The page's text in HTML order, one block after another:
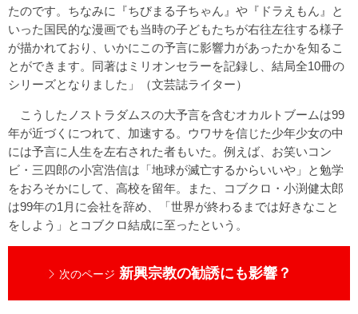
たのです。ちなみに『ちびまる子ちゃん』や『ドラえもん』と
いった国民的な漫画でも当時の子どもたちが右往左往する様子
が描かれており、いかにこの予言に影響力があったかを知るこ
とができます。同著はミリオンセラーを記録し、結局全10冊の
シリーズとなりました」（文芸誌ライター）
こうしたノストラダムスの大予言を含むオカルトブームは99
年が近づくにつれて、加速する。ウワサを信じた少年少女の中
には予言に人生を左右された者もいた。例えば、お笑いコン
ビ・三四郎の小宮浩信は「地球が滅亡するからいいや」と勉学
をおろそかにして、高校を留年。また、コブクロ・小渕健太郎
は99年の1月に会社を辞め、「世界が終わるまでは好きなこと
をしよう」とコブクロ結成に至ったという。
次のページ 新興宗教の勧誘にも影響？